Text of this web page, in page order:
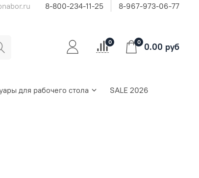
8-800-234-11-25 8-967-973-06-77
0 0 0.00 руб
для рабочего стола SALE 2026